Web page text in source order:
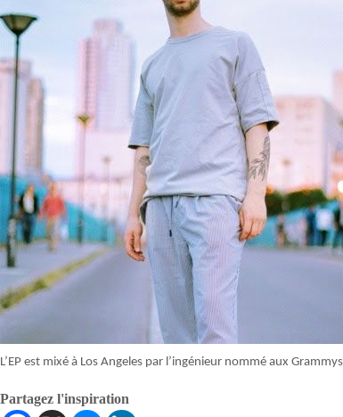
L’EP est mixé à Los Angeles par l’ingénieur nommé aux
Partagez l'inspiration